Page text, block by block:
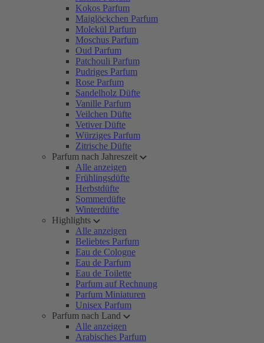
Kokos Parfum
Maiglöckchen Parfum
Molekül Parfum
Moschus Parfum
Oud Parfum
Patchouli Parfum
Pudriges Parfum
Rose Parfum
Sandelholz Düfte
Vanille Parfum
Veilchen Düfte
Vetiver Düfte
Würziges Parfum
Zitrische Düfte
Parfum nach Jahreszeit
Alle anzeigen
Frühlingsdüfte
Herbstdüfte
Sommerdüfte
Winterdüfte
Highlights
Alle anzeigen
Beliebtes Parfum
Eau de Cologne
Eau de Parfum
Eau de Toilette
Parfum auf Rechnung
Parfum Miniaturen
Unisex Parfum
Parfum nach Land
Alle anzeigen
Arabisches Parfum